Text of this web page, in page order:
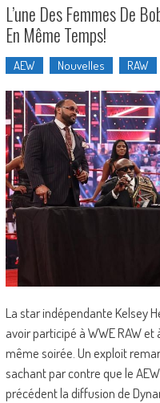
L’une Des Femmes De
En Même Temps!
AEW Nouvelles RAW
La star indépendante Kelsey
avoir participé à WWE RAW et
même soirée. Un exploit
sachant par contre que le
précédent la diffusion de